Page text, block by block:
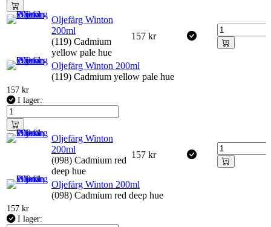
Oljefärg Winton
200ml
(119) Cadmium
yellow pale hue
157 kr
Oljefärg Winton 200ml
(119) Cadmium yellow pale hue
157 kr
I lager:
Oljefärg Winton
200ml
(098) Cadmium red
deep hue
157 kr
Oljefärg Winton 200ml
(098) Cadmium red deep hue
157 kr
I lager: